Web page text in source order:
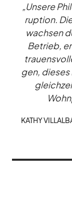
„Un­sere
rup­tion.
wach­sen
Be­trieb,
gen, die­ses
KA­THY